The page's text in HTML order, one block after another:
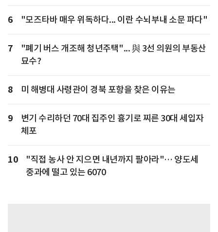
6 "모즈타바 매우 위독하다... 이란 수뇌부내 소문 파다"
7
"폐기 버스 개조해 청년주택"... 與 3선 의원의 부동산
묘수?
8 미 해병대 사령관이 경북 포항을 찾은 이유는
9
변기 수리하던 70대 집주인 흉기로 찌른 30대 세입자
체포
10
"직접 농사 안 지으면 내년까지 팔아라"… 양도세
중과에 떨고 있는 6070